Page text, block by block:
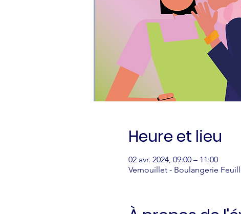
Heure et lieu
02 avr. 2024, 09:00 – 11:00
Vernouillet - Boulangerie